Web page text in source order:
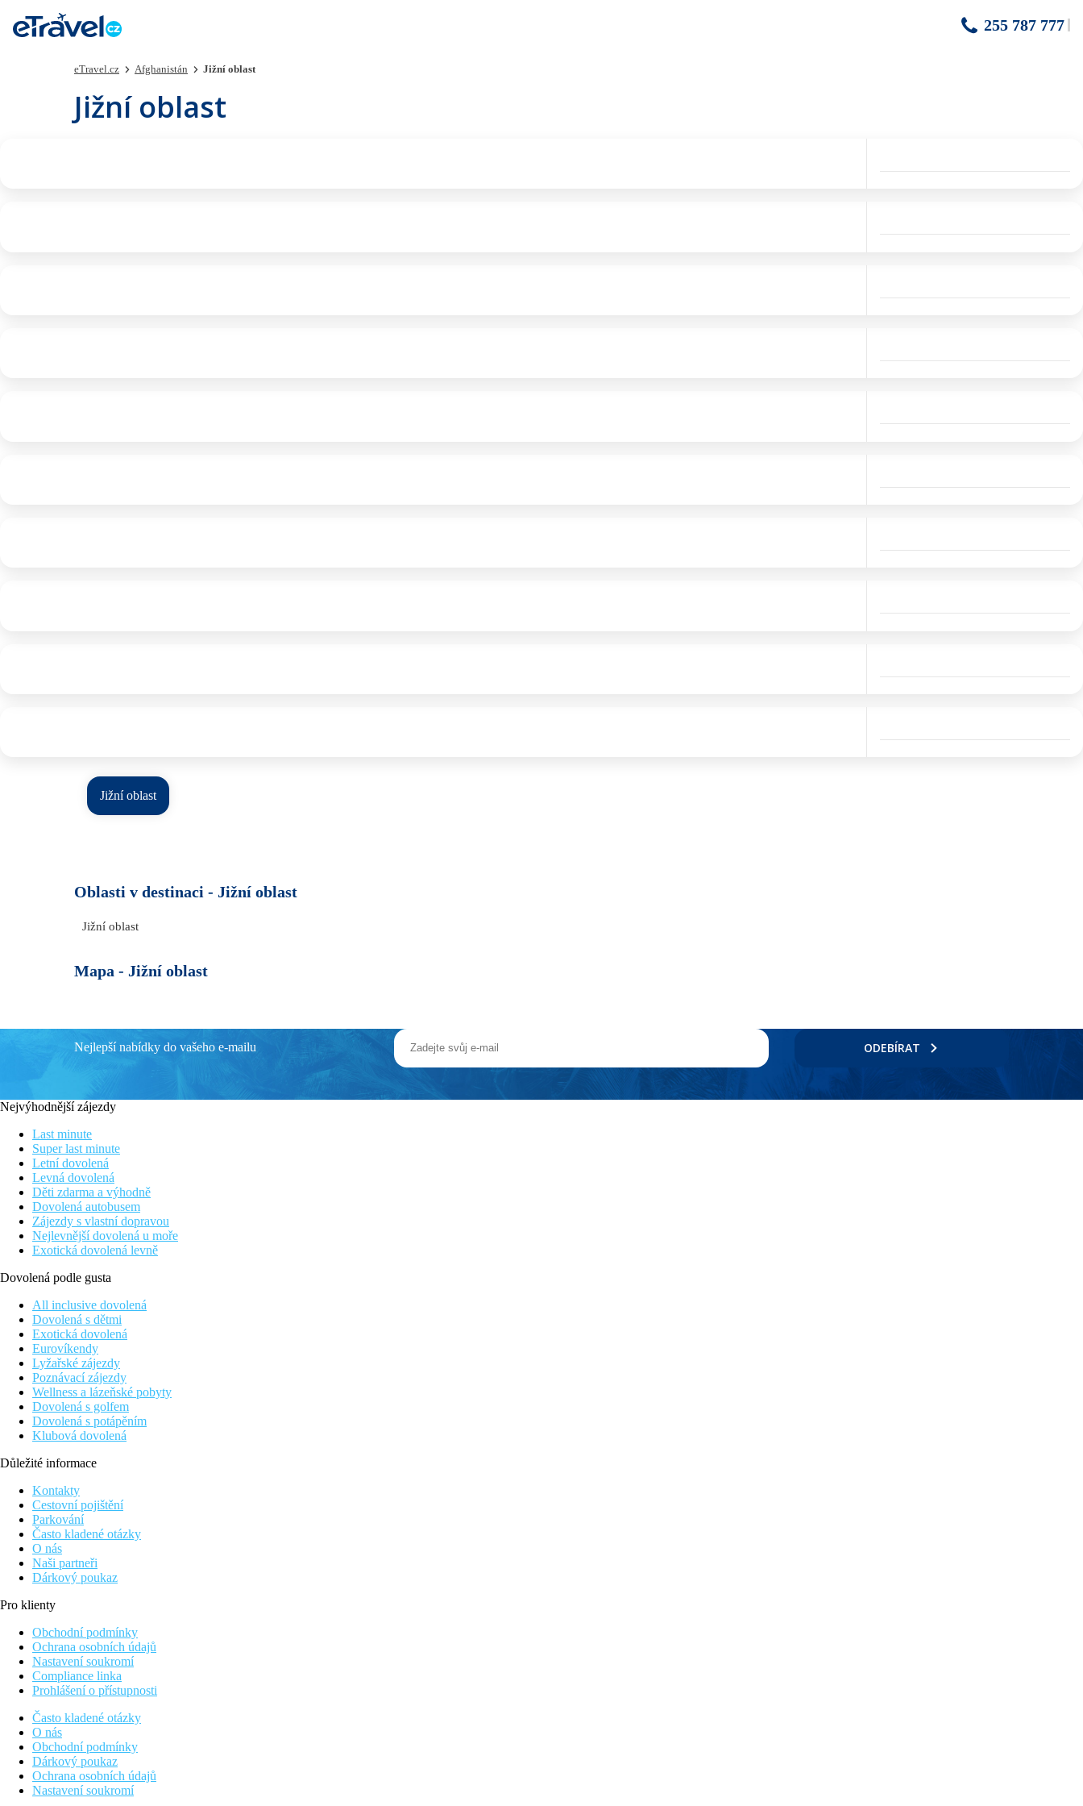
255 787 777
eTravel.cz Afghanistán Jižní oblast
Jižní oblast
Jižní oblast
Oblasti v destinaci - Jižní oblast
Jižní oblast
Mapa - Jižní oblast
Nejlepší nabídky do vašeho e-mailu ODEBÍRAT
Nejvýhodnější zájezdy
Last minute
Super last minute
Letní dovolená
Levná dovolená
Děti zdarma a výhodně
Dovolená autobusem
Zájezdy s vlastní dopravou
Nejlevnější dovolená u moře
Exotická dovolená levně
Dovolená podle gusta
All inclusive dovolená
Dovolená s dětmi
Exotická dovolená
Eurovíkendy
Lyžařské zájezdy
Poznávací zájezdy
Wellness a lázeňské pobyty
Dovolená s golfem
Dovolená s potápěním
Klubová dovolená
Důležité informace
Kontakty
Cestovní pojištění
Parkování
Často kladené otázky
O nás
Naši partneři
Dárkový poukaz
Pro klienty
Obchodní podmínky
Ochrana osobních údajů
Nastavení soukromí
Compliance linka
Prohlášení o přístupnosti
Často kladené otázky
O nás
Obchodní podmínky
Dárkový poukaz
Ochrana osobních údajů
Nastavení soukromí